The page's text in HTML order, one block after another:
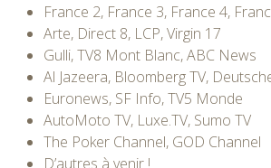
France 2, France 3, France 4,
Arte, Direct 8, LCP, Virgin 17
Gulli, TV8 Mont Blanc, ABC News
Al Jazeera, Bloomberg TV,
Euronews, SF Info, TV5 Monde
AutoMoto TV, Luxe.TV, Sumo TV
The Poker Channel, GOD Channel
D’autres à venir !